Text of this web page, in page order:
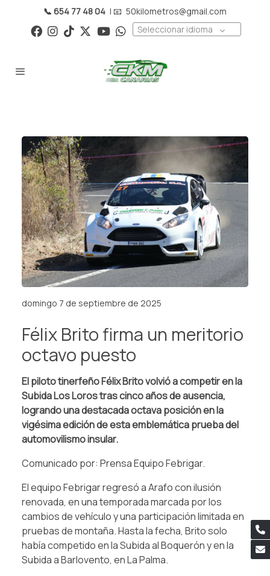
📞 654 77 48 04 | 📧 50kilometros@gmail.com
Seleccionar idioma
domingo 7 de septiembre de 2025
Félix Brito firma un meritorio
octavo puesto
El piloto tinerfeño Félix Brito volvió a competir en la
Subida Los Loros tras cinco años de ausencia,
logrando una destacada octava posición en la
vigésima edición de esta emblemática prueba del
automovilismo insular.
Comunicado por: Prensa Equipo Febrigar.
El equipo Febrigar regresó a Arafo con ilusión
renovada, en una temporada marcada por los
cambios de vehículo y una participación limitada en
pruebas de montaña. Hasta la fecha, Brito solo
había competido en la Subida al Boquerón y en la
Subida a Barlovento, en La Palma.